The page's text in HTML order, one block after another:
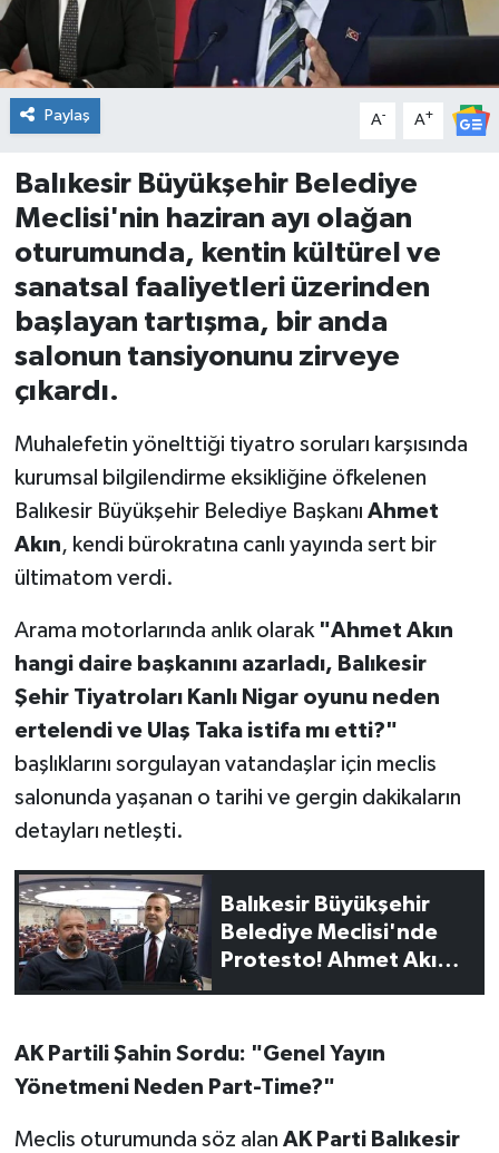
Paylaş A- A+
Balıkesir Büyükşehir Belediye
Meclisi'nin haziran ayı olağan
oturumunda, kentin kültürel ve
sanatsal faaliyetleri üzerinden
başlayan tartışma, bir anda
salonun tansiyonunu zirveye
çıkardı.
Muhalefetin yönelttiği tiyatro soruları karşısında
kurumsal bilgilendirme eksikliğine öfkelenen
Balıkesir Büyükşehir Belediye Başkanı Ahmet
Akın, kendi bürokratına canlı yayında sert bir
ültimatom verdi.
Arama motorlarında anlık olarak "Ahmet Akın
hangi daire başkanını azarladı, Balıkesir
Şehir Tiyatroları Kanlı Nigar oyunu neden
ertelendi ve Ulaş Taka istifa mı etti?"
başlıklarını sorgulayan vatandaşlar için meclis
salonunda yaşanan o tarihi ve gergin dakikaların
detayları netleşti.
Balıkesir Büyükşehir
Belediye Meclisi'nde
Protesto! Ahmet Akın
Salonu Terk Etti!
AK Partili Şahin Sordu: "Genel Yayın
Yönetmeni Neden Part-Time?"
Meclis oturumunda söz alan AK Parti Balıkesir
Erdek
Gömeç
Havran
İvrindi
KENT GÜNDEMİ
Kepsut
KÜLTÜR-SANAT
MAGAZİN
MANŞET
OLAY
OTOMOTİV
Resmi İlanlar
SAĞLIK
Savaştepe
SEYAHAT
SİYASET
Sındırgı